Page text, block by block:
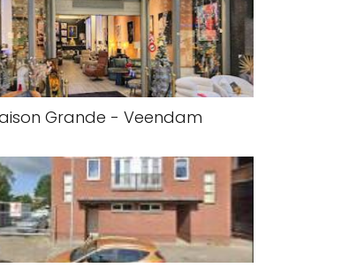
Grande - Veendam